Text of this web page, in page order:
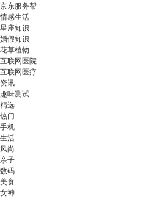
京东服务帮
情感生活
星座知识
婚假知识
花草植物
互联网医院
互联网医疗
资讯
趣味测试
精选
热门
手机
生活
风尚
亲子
数码
美食
女神